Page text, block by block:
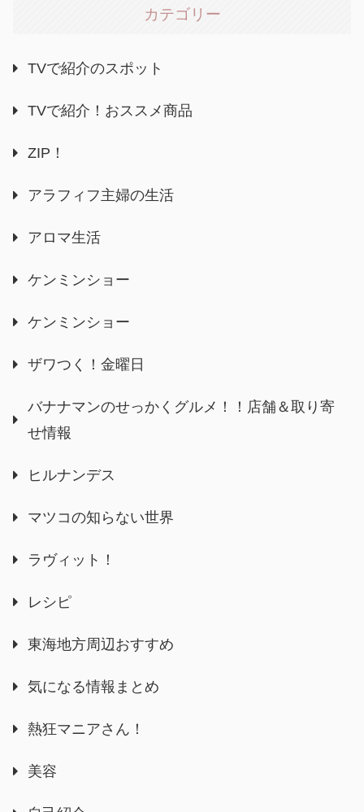
カテゴリー
TVで紹介のスポット
TVで紹介！おススメ商品
ZIP！
アラフィフ主婦の生活
アロマ生活
ケンミンショー
ケンミンショー
ザワつく！金曜日
バナナマンのせっかくグルメ！！店舗＆取り寄
せ情報
ヒルナンデス
マツコの知らない世界
ラヴィット！
レシピ
東海地方周辺おすすめ
気になる情報まとめ
熱狂マニアさん！
美容